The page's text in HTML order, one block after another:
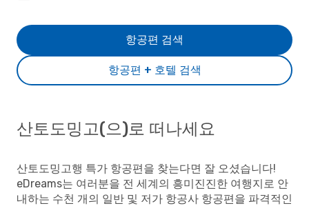
항공편 + 호텔 검색
항공편 검색
산토도밍고(으)로 떠나세요
산토도밍고행 특가 항공편을 찾는다면 잘 오셨습니다!
eDreams는 여러분을 전 세계의 흥미진진한 여행지로 안
내하는 수천 개의 일반 및 저가 항공사 항공편을 파격적인